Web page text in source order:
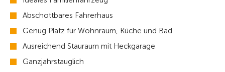
Abschottbares Fahrerhaus
Genug Platz für Wohnraum, Küche und Bad
Ausreichend Stauraum mit Heckgarage
Ganzjahrstauglich